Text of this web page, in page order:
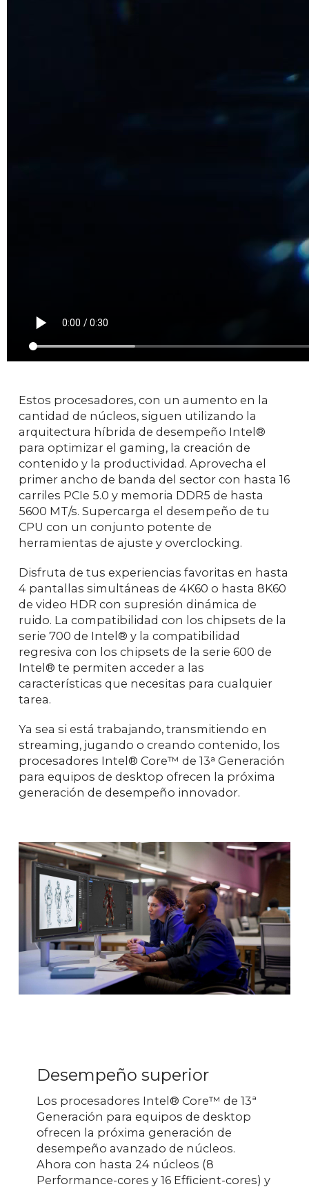
Estos procesadores, con un aumento en la
cantidad de núcleos, siguen utilizando la
arquitectura híbrida de desempeño Intel®
para optimizar el gaming, la creación de
contenido y la productividad. Aprovecha el
primer ancho de banda del sector con hasta 16
carriles PCIe 5.0 y memoria DDR5 de hasta
5600 MT/s. Supercarga el desempeño de tu
CPU con un conjunto potente de
herramientas de ajuste y overclocking.
Disfruta de tus experiencias favoritas en hasta
4 pantallas simultáneas de 4K60 o hasta 8K60
de video HDR con supresión dinámica de
ruido. La compatibilidad con los chipsets de la
serie 700 de Intel® y la compatibilidad
regresiva con los chipsets de la serie 600 de
Intel® te permiten acceder a las
características que necesitas para cualquier
tarea.
Ya sea si está trabajando, transmitiendo en
streaming, jugando o creando contenido, los
procesadores Intel® Core™ de 13ᵃ Generación
para equipos de desktop ofrecen la próxima
generación de desempeño innovador.
Desempeño superior
Los procesadores Intel® Core™ de 13ª
Generación para equipos de desktop
ofrecen la próxima generación de
desempeño avanzado de núcleos.
Ahora con hasta 24 núcleos (8
Performance-cores y 16 Efficient-cores) y